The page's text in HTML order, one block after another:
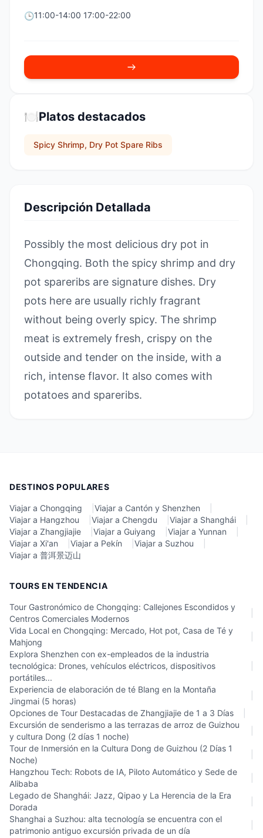
🕒11:00-14:00 17:00-22:00
🍽️Platos destacados
Spicy Shrimp, Dry Pot Spare Ribs
Descripción Detallada
Possibly the most delicious dry pot in
Chongqing. Both the spicy shrimp and dry
pot spareribs are signature dishes. Dry
pots here are usually richly fragrant
without being overly spicy. The shrimp
meat is extremely fresh, crispy on the
outside and tender on the inside, with a
rich, intense flavor. It also comes with
potatoes and spareribs.
DESTINOS POPULARES
Viajar a Chongqing Viajar a Cantón y Shenzhen
Viajar a Hangzhou
Viajar a Chengdu Viajar a Shanghái
Viajar a Zhangjiajie
Viajar a Guiyang Viajar a Yunnan
Viajar a Xi'an
Viajar a Pekín Viajar a Suzhou
Viajar a 普洱景迈山
TOURS EN TENDENCIA
Tour Gastronómico de Chongqing: Callejones Escondidos y
Centros Comerciales Modernos
Vida Local en Chongqing: Mercado, Hot pot, Casa de Té y
Mahjong
Explora Shenzhen con ex-empleados de la industria
tecnológica: Drones, vehículos eléctricos, dispositivos
portátiles...
Experiencia de elaboración de té Blang en la Montaña
Jingmai (5 horas)
Opciones de Tour Destacadas de Zhangjiajie de 1 a 3 Días
Excursión de senderismo a las terrazas de arroz de Guizhou
y cultura Dong (2 días 1 noche)
Tour de Inmersión en la Cultura Dong de Guizhou (2 Días 1
Noche)
Hangzhou Tech: Robots de IA, Piloto Automático y Sede de
Alibaba
Legado de Shanghái: Jazz, Qipao y La Herencia de la Era
Dorada
Shanghai a Suzhou: alta tecnología se encuentra con el
patrimonio antiguo excursión privada de un día